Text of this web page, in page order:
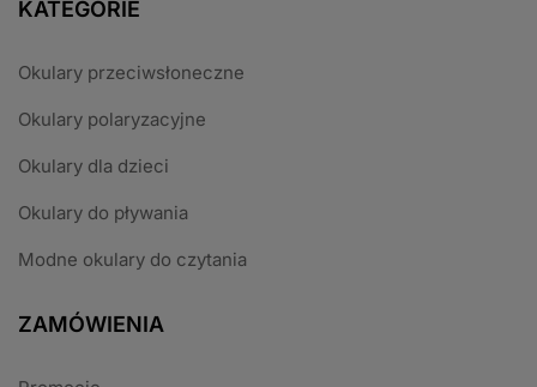
KATEGORIE
Okulary przeciwsłoneczne
Okulary polaryzacyjne
Okulary dla dzieci
Okulary do pływania
Modne okulary do czytania
ZAMÓWIENIA